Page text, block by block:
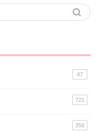
47
721
358